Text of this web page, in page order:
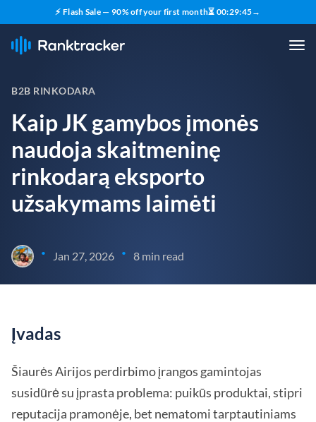
⚡ Flash Sale — 90% off your first month⏳ 00:29:44→
B2B RINKODARA
Kaip JK gamybos įmonės
naudoja skaitmeninę
rinkodarą eksporto
užsakymams laimėti
• Jan 27, 2026 • 8 min read
Įvadas
Šiaurės Airijos perdirbimo įrangos gamintojas
susidūrė su įprasta problema: puikūs produktai, stipri
reputacija pramonėje, bet nematomi tarptautiniams